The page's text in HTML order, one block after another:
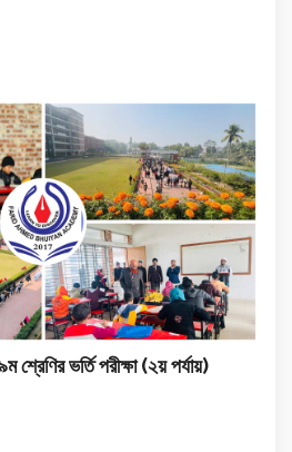
শ্রেণির ভর্তি পরীক্ষা (২য় পর্যায়)